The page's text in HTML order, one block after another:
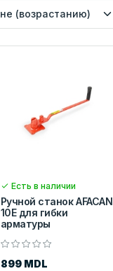
Есть в наличии
Ручной станок AFACAN
10Е для гибки
арматуры
899 MDL